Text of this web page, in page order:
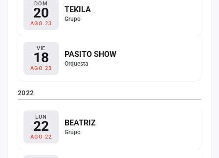
DOM
20
AGO 23
TEKILA
Grupo
VIE
18
AGO 23
PASITO SHOW
Orquesta
2022
LUN
22
AGO 22
BEATRIZ
Grupo